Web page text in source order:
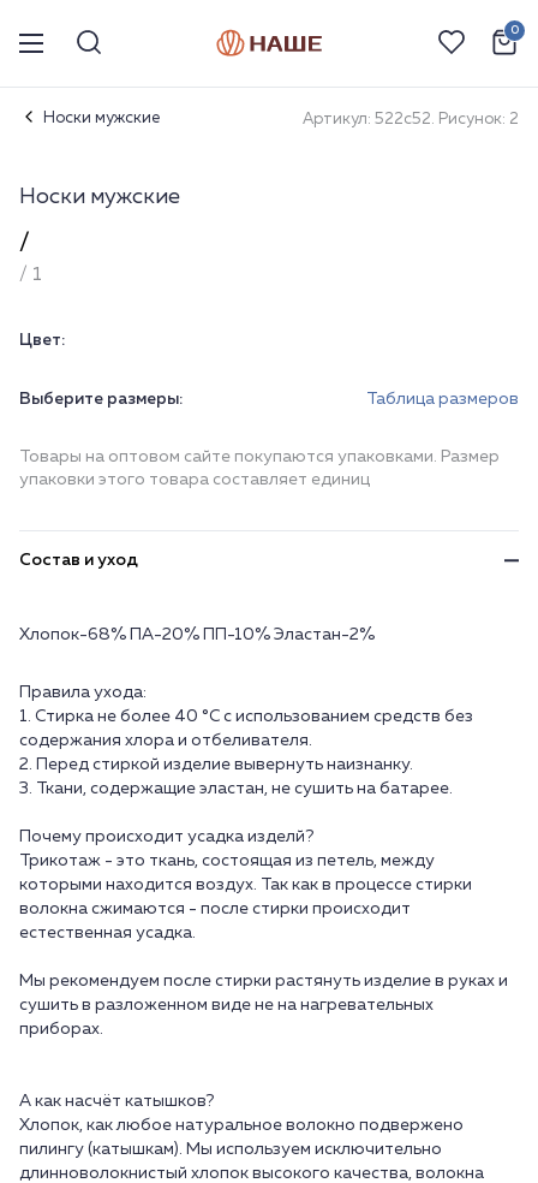
0
Носки мужские Артикул: 522с52. Рисунок: 2
Носки мужские
/
/ 1
Цвет:
Выберите размеры: Таблица размеров
Товары на оптовом сайте покупаются упаковками. Размер
упаковки этого товара составляет единиц
Состав и уход
Хлопок-68% ПА-20% ПП-10% Эластан-2%
Правила ухода:
1. Стирка не более 40 °C с использованием средств без
содержания хлора и отбеливателя.
2. Перед стиркой изделие вывернуть наизнанку.
3. Ткани, содержащие эластан, не сушить на батарее.
Почему происходит усадка изделй?
Трикотаж - это ткань, состоящая из петель, между
которыми находится воздух. Так как в процессе стирки
волокна сжимаются - после стирки происходит
естественная усадка.
Мы рекомендуем после стирки растянуть изделие в руках и
сушить в разложенном виде не на нагревательных
приборах.
А как насчёт катышков?
Хлопок, как любое натуральное волокно подвержено
пилингу (катышкам). Мы используем исключительно
длинноволокнистый хлопок высокого качества, волокна